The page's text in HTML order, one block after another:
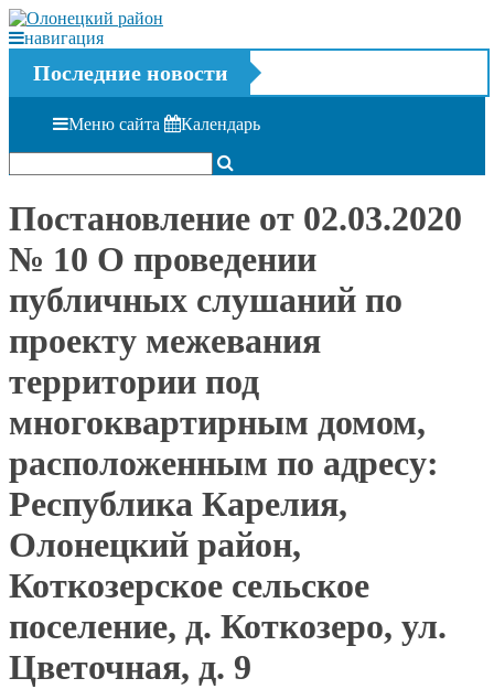
навигация
Последние новости
Меню сайта Календарь
Постановление от 02.03.2020
№ 10 О проведении
публичных слушаний по
проекту межевания
территории под
многоквартирным домом,
расположенным по адресу:
Республика Карелия,
Олонецкий район,
Коткозерское сельское
поселение, д. Коткозеро, ул.
Цветочная, д. 9